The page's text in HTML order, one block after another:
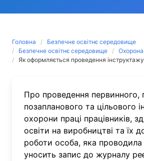
Головна
Безпечне освітнє середовище
Безпечне освітнє середовище
Охорона
Як оформляється проведення інструктажу
Про проведення первинного,
позапланового та цільового
охорони праці працівників,
освіти на виробництві та їх
роботи особа, яка проводила
уносить запис до журналу